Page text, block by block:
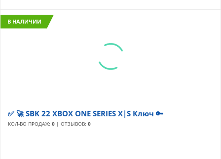
В НАЛИЧИИ
✅ 🚀 SBK 22 XBOX ONE SERIES X|S Ключ 🔑
КОЛ-ВО ПРОДАЖ: 0 | ОТЗЫВОВ: 0